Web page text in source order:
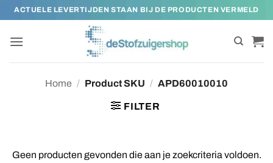
naar
inhoud
ACTUELE LEVERTIJDEN STAAN BIJ DE PRODUCTEN VERMELD
Home / Product SKU / APD60010010
FILTER
Geen producten gevonden die aan je zoekcriteria voldoen.